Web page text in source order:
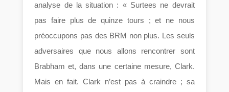
analyse de la situation : « Surtees ne devrait
pas faire plus de quinze tours ; et ne nous
préoccupons pas des BRM non plus. Les seuls
adversaires que nous allons rencontrer sont
Brabham et, dans une certaine mesure, Clark.
Mais en fait. Clark n’est pas à craindre ; sa